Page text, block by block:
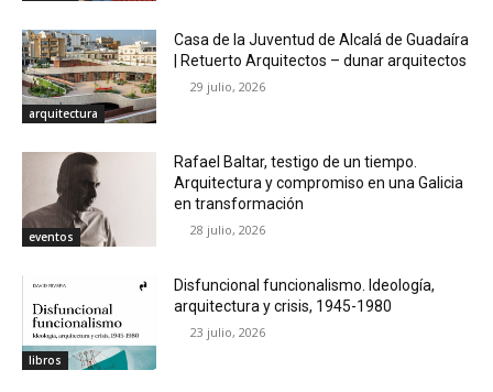
arquitectura
Casa de la Juventud de Alcalá de Guadaíra
| Retuerto Arquitectos – dunar arquitectos
29 julio, 2026
eventos
Rafael Baltar, testigo de un tiempo.
Arquitectura y compromiso en una Galicia
en transformación
28 julio, 2026
libros
Disfuncional funcionalismo. Ideología,
arquitectura y crisis, 1945-1980
23 julio, 2026